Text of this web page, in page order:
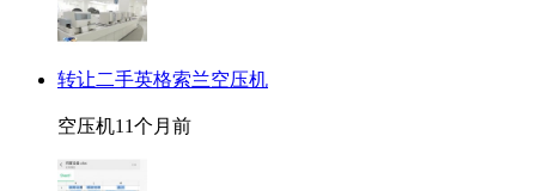
转让二手英格索兰空压机
空压机11个月前